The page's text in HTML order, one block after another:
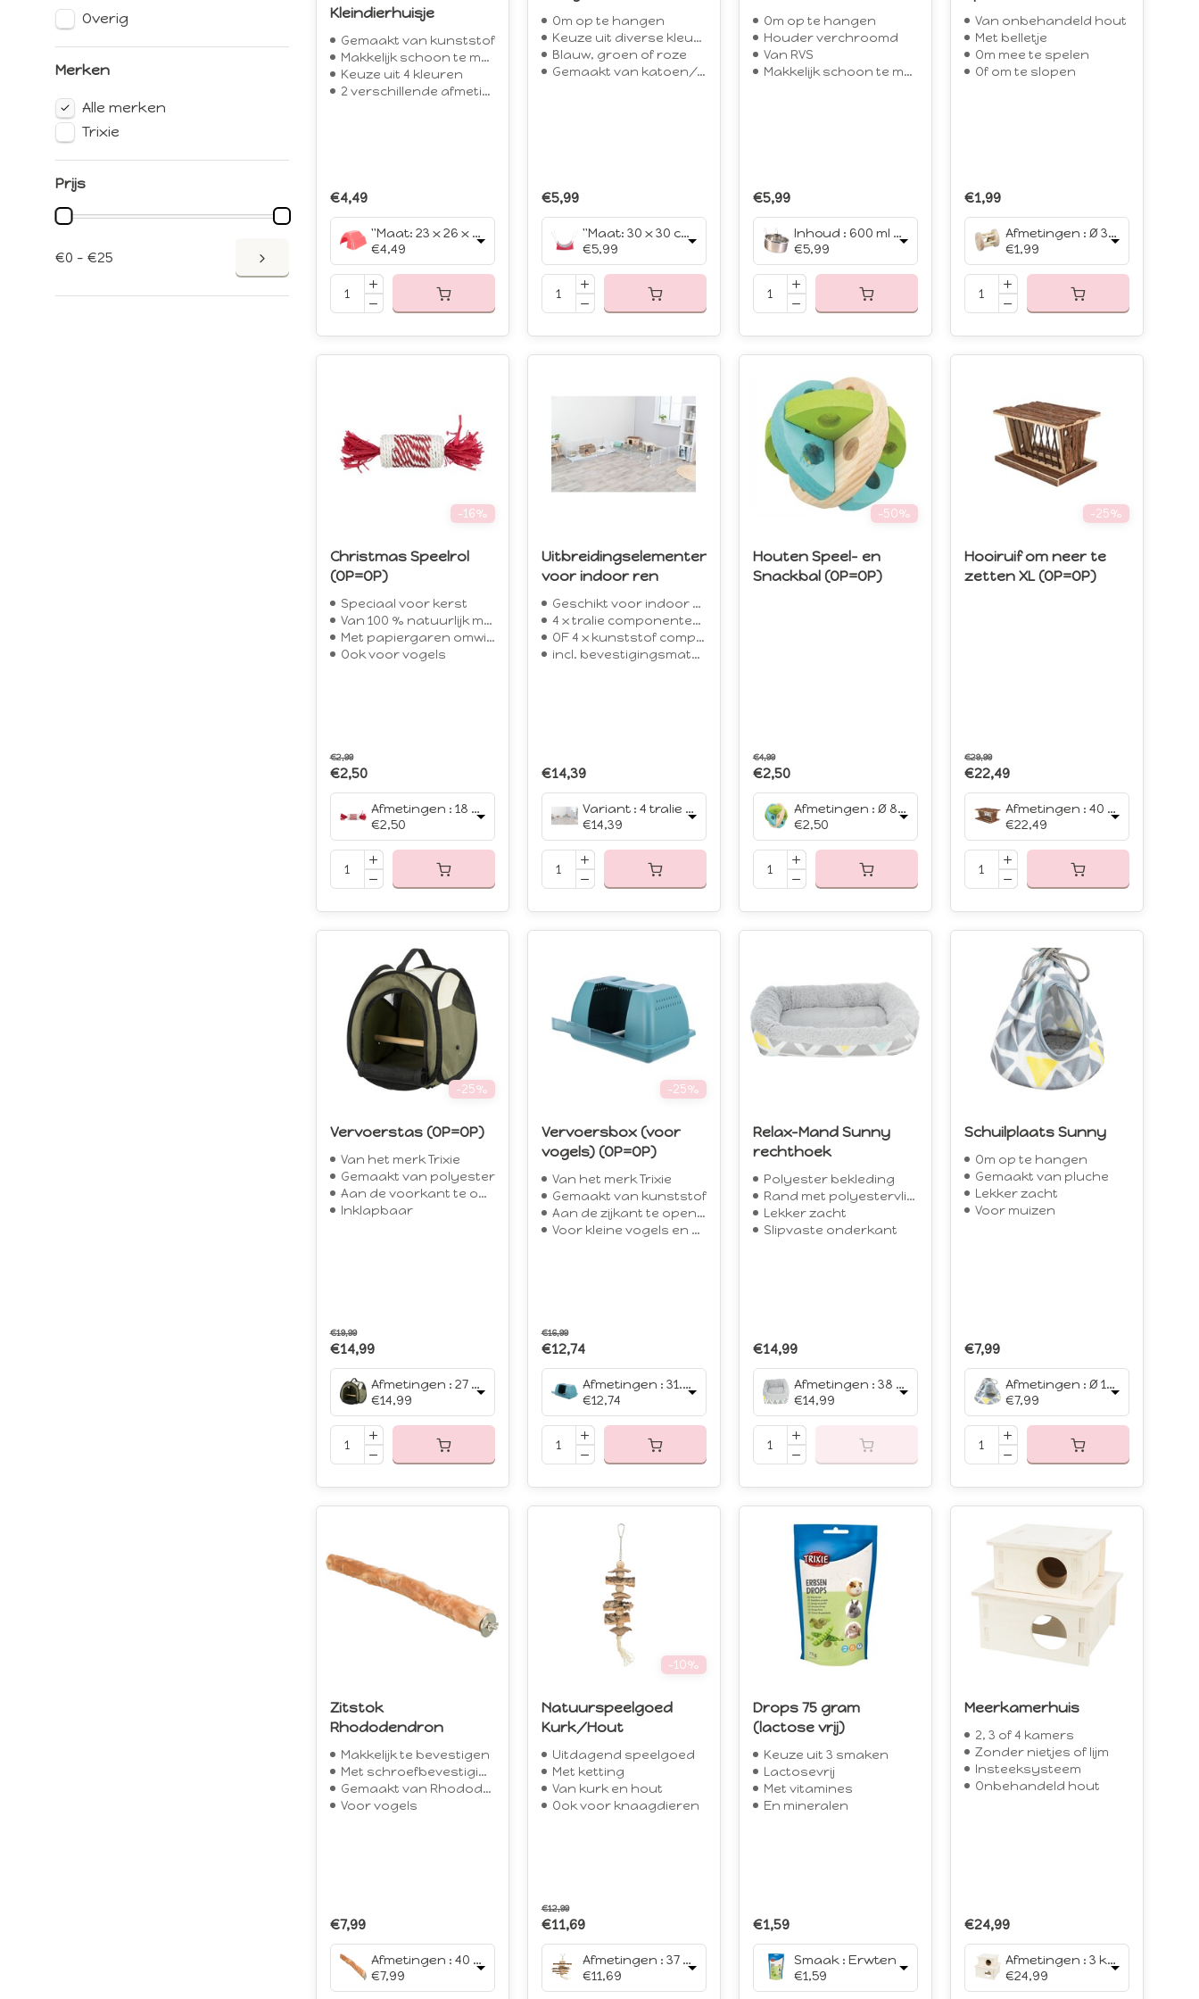
Overig
Merken
Alle merken
Trixie
Prijs
€0 - €25
Kleindierhuisje
Gemaakt van kunststof
Makkelijk schoon te maken
Keuze uit 4 kleuren
2 verschillende afmetingen
€4,49
"Maat: 23 x 26 x 15 cm","Kleur: Groen"
€4,49
Om op te hangen
Keuze uit diverse kleuren
Blauw, groen of roze
Gemaakt van katoen/schapenvacht look (polyester)
€5,99
"Maat: 30 x 30 cm","Kleur: Roze"
€5,99
Om op te hangen
Houder verchroomd
Van RVS
Makkelijk schoon te maken
€5,99
Inhoud : 600 ml / Ø 12 cm
€5,99
Van onbehandeld hout
Met belletje
Om mee te spelen
Of om te slopen
€1,99
Afmetingen : Ø 3.5 x 5 cm
€1,99
-16%
Christmas Speelrol
(OP=OP)
Speciaal voor kerst
Van 100 % natuurlijk materiaal
Met papiergaren omwikkeld
Ook voor vogels
€2,99
€2,50
Afmetingen : 18 cm
€2,50
Uitbreidingselementen
voor indoor ren
Geschikt voor indoor ren
4 x tralie componenten van 35 x 35 cm
OF 4 x kunststof componenten van 35 x 35 cm
incl. bevestigingsmateriaal
€14,39
Variant : 4 tralie componenten
€14,39
-50%
Houten Speel- en
Snackbal (OP=OP)
€4,99
€2,50
Afmetingen : Ø 8 cm
€2,50
-25%
Hooiruif om neer te
zetten XL (OP=OP)
€29,99
€22,49
Afmetingen : 40 x 30 x 22 cm
€22,49
-25%
Vervoerstas (OP=OP)
Van het merk Trixie
Gemaakt van polyester
Aan de voorkant te openen
Inklapbaar
€19,99
€14,99
Afmetingen : 27 x 27 x 32 cm
€14,99
-25%
Vervoersbox (voor
vogels) (OP=OP)
Van het merk Trixie
Gemaakt van kunststof
Aan de zijkant te openen
Voor kleine vogels en knaagdieren
€16,99
€12,74
Afmetingen : 31.5 x 20.5 x 17 cm
€12,74
Relax-Mand Sunny
rechthoek
Polyester bekleding
Rand met polyestervlies vulling
Lekker zacht
Slipvaste onderkant
€14,99
Afmetingen : 38 × 25 × 7 cm
€14,99
Schuilplaats Sunny
Om op te hangen
Gemaakt van pluche
Lekker zacht
Voor muizen
€7,99
Afmetingen : Ø 12 × 17 cm
€7,99
Zitstok
Rhododendron
Makkelijk te bevestigen
Met schroefbevestiging
Gemaakt van Rhododendron
Voor vogels
€7,99
Afmetingen : 40 cm/Ø 3.5 cm
€7,99
-10%
Natuurspeelgoed
Kurk/Hout
Uitdagend speelgoed
Met ketting
Van kurk en hout
Ook voor knaagdieren
€12,99
€11,69
Afmetingen : 37 cm
€11,69
Drops 75 gram
(lactose vrij)
Keuze uit 3 smaken
Lactosevrij
Met vitamines
En mineralen
€1,59
Smaak : Erwten
€1,59
Meerkamerhuis
2, 3 of 4 kamers
Zonder nietjes of lijm
Insteeksysteem
Onbehandeld hout
€24,99
Afmetingen : 3 kamers 30 x 30 x 12 cm
€24,99